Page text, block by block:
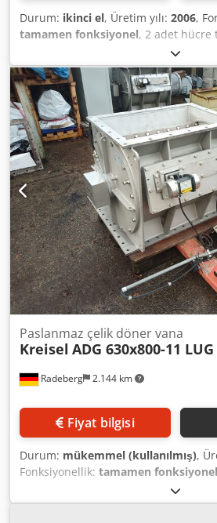
Durum: ikinci el, Üretim yılı: 2006,
tamamen fonksiyonel, 2 adet hücre
(rotary valve) ! Fiyat adet başınadır !
Giriş / çıkış ölçüsü: 300 x 300 mm
Conta şeritleri kauçuktan Her bir
boşaltılması için vidalı plastik astar
yapılmıştır! Dışarıdan yeniden
kullanım: Sönmüş kireç dozajı için
Devir: 30,9 d/dak Dsdpfx Aoxd
Radeberg 2.144 km
Paslanmaz çelik döner vana
Kreisel ADG 630x800-11 LUG
Fiyat bilgisi
Durum: mükemmel (kullanılmış),
Fonksiyonellik: tamamen fonksiyonel
1.250 kg
toplam uzunluk:2.150 mm, toplam